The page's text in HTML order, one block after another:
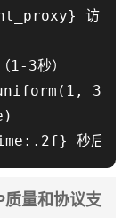
访问
1-3秒）
3)
质量和协议支